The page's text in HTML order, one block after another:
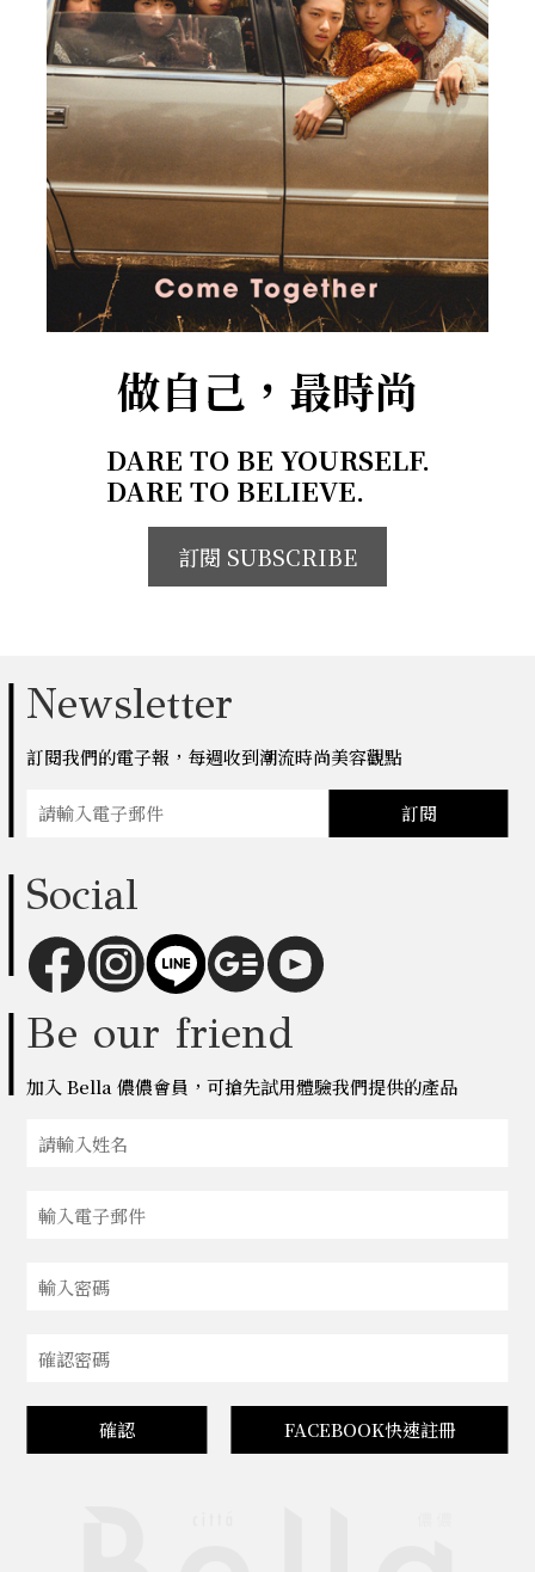
做自己，最時尚
DARE TO BE YOURSELF.
DARE TO BELIEVE.
訂閱 SUBSCRIBE
Newsletter
訂閱我們的電子報，每週收到潮流時尚美容觀點
訂閱
Social
Be our friend
加入 Bella 儂儂會員，可搶先試用體驗我們提供的產品
確認 FACEBOOK快速註冊